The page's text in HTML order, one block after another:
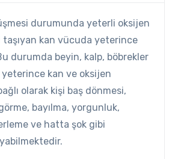
durumunda yeterli oksijen
taşıyan kan vücuda yeterince
durumda beyin, kalp, böbrekler
kan ve oksijen
olarak kişi baş dönmesi,
bayılma, yorgunluk,
ve hatta şok gibi